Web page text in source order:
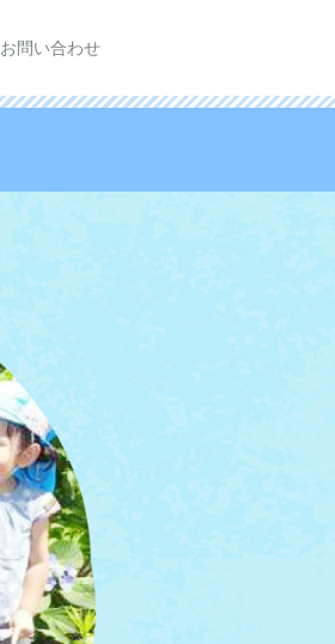
お問い合わせ